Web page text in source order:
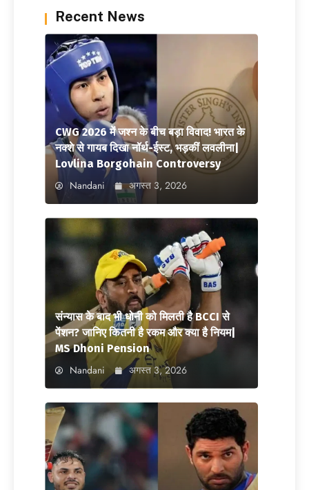
Recent News
CWG 2026 में जश्न के बीच बड़ा विवाद! भारत के
नक्शे से गायब दिखा नॉर्थ-ईस्ट, भड़कीं लवलीना|
Lovlina Borgohain Controversy
Nandani अगस्त 3, 2026
संन्यास के बाद भी धोनी को मिलती है BCCI से
पेंशन? जानिए कितनी है रकम और क्या है नियम|
MS Dhoni Pension
Nandani अगस्त 3, 2026